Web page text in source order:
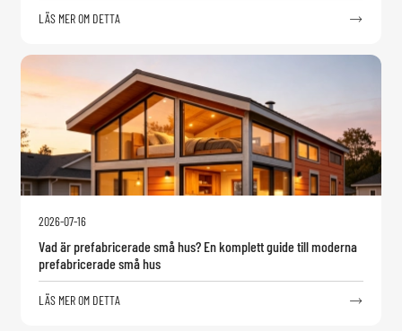
LÄS MER OM DETTA 
2026-07-16
Vad är prefabricerade små hus? En komplett guide till moderna
prefabricerade små hus
LÄS MER OM DETTA 